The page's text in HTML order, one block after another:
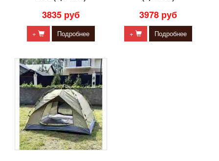
3835 руб
+ Подробнее
3978 руб
+ Подробнее